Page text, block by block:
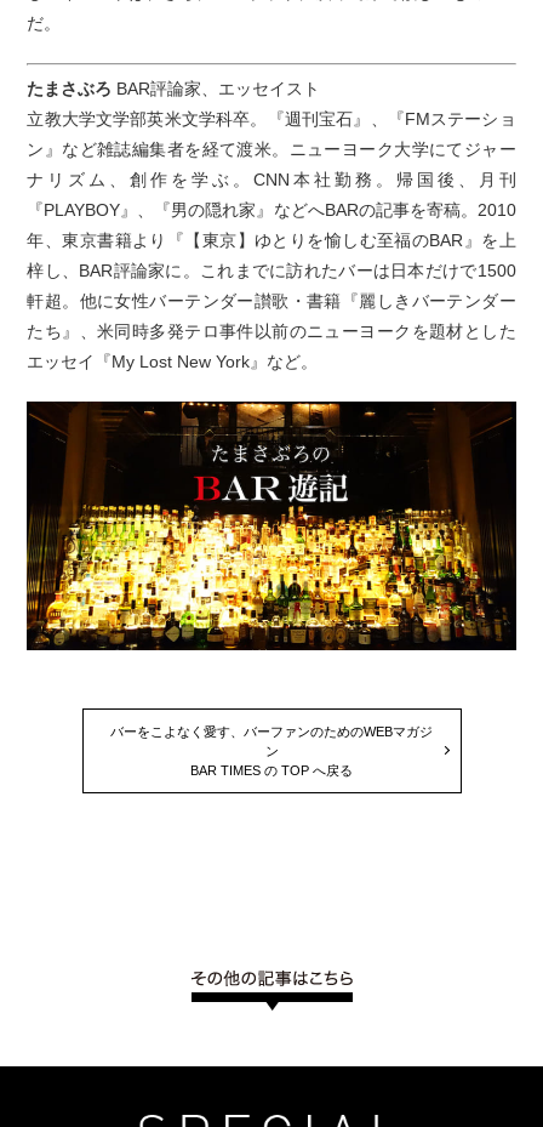
だ。
たまさぶろ BAR評論家、エッセイスト
立教大学文学部英米文学科卒。『週刊宝石』、『FMステーショ
ン』など雑誌編集者を経て渡米。ニューヨーク大学にてジャー
ナリズム、創作を学ぶ。CNN本社勤務。帰国後、月刊
『PLAYBOY』、『男の隠れ家』などへBARの記事を寄稿。2010
年、東京書籍より『【東京】ゆとりを愉しむ至福のBAR』を上
梓し、BAR評論家に。これまでに訪れたバーは日本だけで1500
軒超。他に女性バーテンダー讃歌・書籍『麗しきバーテンダー
たち』、米同時多発テロ事件以前のニューヨークを題材とした
エッセイ『My Lost New York』など。
バーをこよなく愛す、バーファンのためのWEBマガジ
ン
BAR TIMES の TOP へ戻る